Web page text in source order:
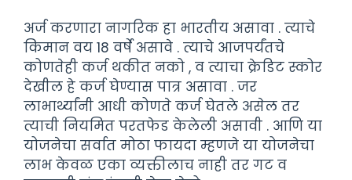
अर्ज करणारा नागरिक हा भारतीय असावा . त्याचे
किमान वय 18 वर्षे असावे . त्याचे आजपर्यंतचे
कोणतेही कर्ज थकीत नको , व त्याचा क्रेडिट स्कोर
देखील हे कर्ज घेण्यास पात्र असावा . जर
लाभार्थ्यांनी आधी कोणते कर्ज घेतले असेल तर
त्याची नियमित परतफेड केलेली असावी . आणि या
योजनेचा सर्वात मोठा फायदा म्हणजे या योजनेचा
लाभ केवळ एका व्यक्तीलाच नाही तर गट व